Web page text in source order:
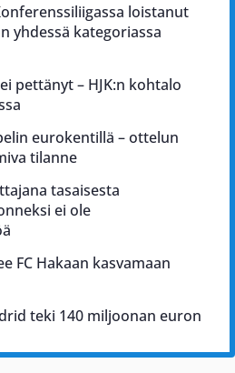
loistanut
yhdessä kategoriassa
pettänyt – HJK:n kohtalo
eurokentillä – ottelun
tilanne
tasaisesta
ei ole
FC Hakaan kasvamaan
teki 140 miljoonan euron